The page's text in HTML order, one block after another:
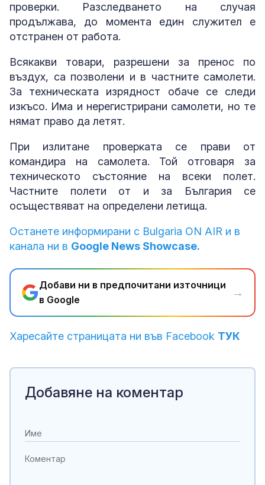
проверки. Разследването на случая
продължава, до момента един служител е
отстранен от работа.
Всякакви товари, разрешени за пренос по
въздух, са позволени и в частните самолети.
За техническата изрядност обаче се следи
изкъсо. Има и нерегистрирани самолети, но те
нямат право да летят.
При излитане проверката се прави от
командира на самолета. Той отговаря за
техническото състояние на всеки полет.
Частните полети от и за България се
осъществяват на определени летища.
Останете информирани с Bulgaria ON AIR и в
канала ни в Google News Showcase.
Добави ни в предпочитани източници
в Google
→
Харесайте страницата ни във Facebook ТУК
Добавяне на коментар